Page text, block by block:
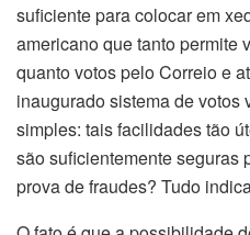
suficiente para colocar em
americano que tanto permite
quanto votos pelo Correio e
inaugurado sistema de votos
simples: tais facilidades tão
são suficientemente seguras
prova de fraudes? Tudo